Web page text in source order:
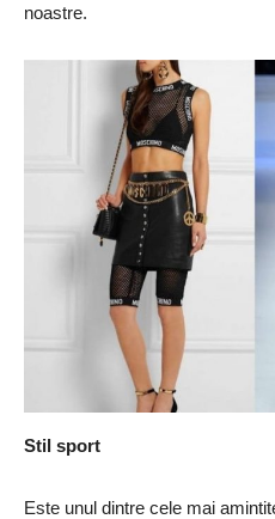
noastre.
Stil sport
Este unul dintre cele mai